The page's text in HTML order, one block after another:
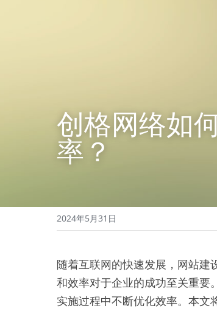
创格网络如
率？
2024年5月31日
随着互联网的快速发展，网站建
和效率对于企业的成功至关重要
实施过程中不断优化效率。本文